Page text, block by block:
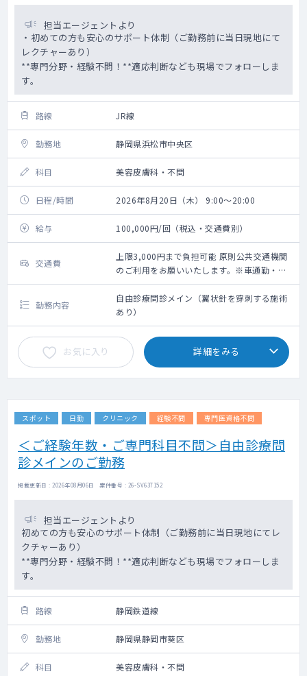
担当エージェントより
・初めての方も安心のサポート体制（ご勤務前に当日現地にて
レクチャーあり）
**専門分野・経験不問！**適応判断なども現場でフォローしま
す。
路線 JR線
勤務地 静岡県浜松市中央区
科目 美容皮膚科・不問
日程/時間 2026年8月20日（木） 9:00～20:00
給与 100,000円/回（税込・交通費別）
交通費
上限3,000円まで負担可能 原則公共交通機関
のご利用をお願いいたします。※車通勤・タ
クシー利用要相談
勤務内容
自由診療問診メイン（翼状針を穿刺する施術
あり）
お気に入り 詳細をみる
スポット 日勤 クリニック 経験不問 専門医資格不問
＜ご経験年数・ご専門科目不問＞自由診療問
診メインのご勤務
掲載更新日 : 2026年08月06日 案件番号 : 26-SV637152
担当エージェントより
初めての方も安心のサポート体制（ご勤務前に当日現地にてレ
クチャーあり）
**専門分野・経験不問！**適応判断なども現場でフォローしま
す。
路線 静岡鉄道線
勤務地 静岡県静岡市葵区
科目 美容皮膚科・不問